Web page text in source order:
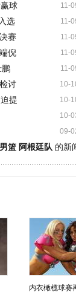
11-
球
11-
选
11-
赛
11-
倪
11-
10-
讨
10-
提
10-
09-
男篮 阿根廷队 的新
内衣橄榄球赛